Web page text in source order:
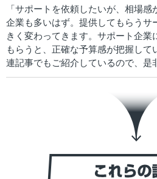
「サポートを依頼したいが、相場
企業も多いはず。提供してもらうサ
きく変わってきます。サポート企業
もらうと、正確な予算感が把握して
連記事でもご紹介しているので、是